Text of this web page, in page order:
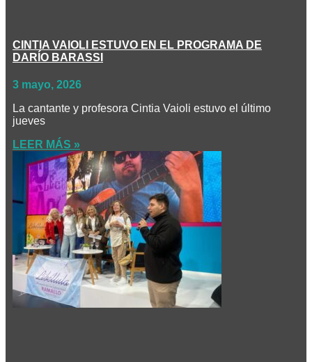
CINTIA VAIOLI ESTUVO EN EL PROGRAMA DE
DARÍO BARASSI
3 mayo, 2026
La cantante y profesora Cintia Vaioli estuvo el último
jueves
LEER MÁS »